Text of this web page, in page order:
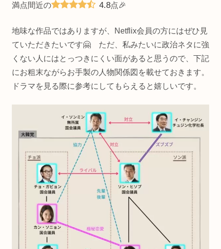
満点間近の 4.8点🎉
地味な作品ではありますが、Netflix会員の方にはぜひ見
ていただきたいです🤗 ただ、私みたいに政治ネタに強
くない人にはとっつきにくい面があると思うので、下記
にお粗末ながらお手製の人物関係図を載せておきます。
ドラマを見る際に参考にしてもらえると嬉しいです。